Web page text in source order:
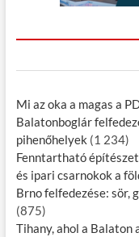
Mi az oka a magas a
Balatonboglár
pihenőhelyek (1 234)
Fenntartható
és ipari csarnokok a
Brno felfedezése: sör,
(875)
Tihany, ahol a Balaton